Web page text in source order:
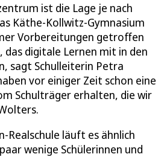
ist die Lage je nach
Käthe-Kollwitz-Gymnasium
Vorbereitungen getroffen
digitale Lernen mit in den
sagt Schulleiterin Petra
vor einiger Zeit schon eine
Schulträger erhalten, die wir
Realschule läuft es ähnlich
wenige Schülerinnen und